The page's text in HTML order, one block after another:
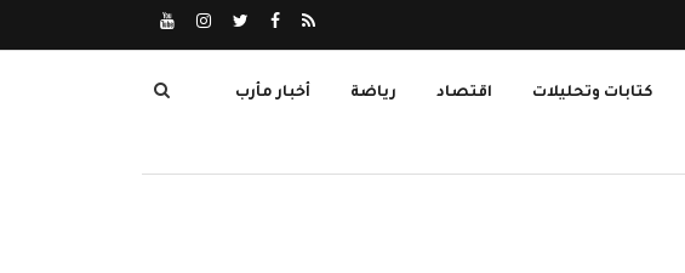
كتابات وتحليلات اقتصاد رياضة أخبار مأرب